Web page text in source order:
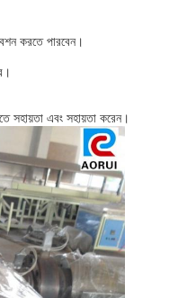
করতে পারবেন।
সহায়তা এবং সহায়তা করেন।